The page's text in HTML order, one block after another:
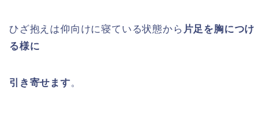
ひざ抱えは仰向けに寝ている状態から 片足を胸につけ
る様に
引き寄せます。